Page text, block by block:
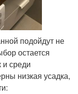
подойдут не
остается
и среди
низкая усадка,